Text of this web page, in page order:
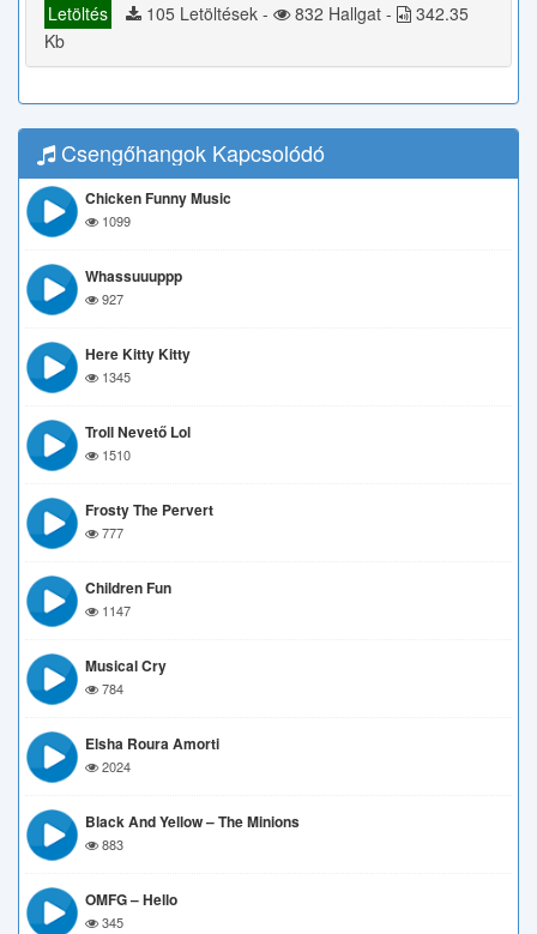
Letöltés 105 Letöltések - 832 Hallgat -
342.35
Kb
Csengőhangok Kapcsolódó
Chicken Funny Music
1099
Whassuuuppp
927
Here Kitty Kitty
1345
Troll Nevető Lol
1510
Frosty The Pervert
777
Children Fun
1147
Musical Cry
784
Elsha Roura Amorti
2024
Black And Yellow – The Minions
883
OMFG – Hello
345